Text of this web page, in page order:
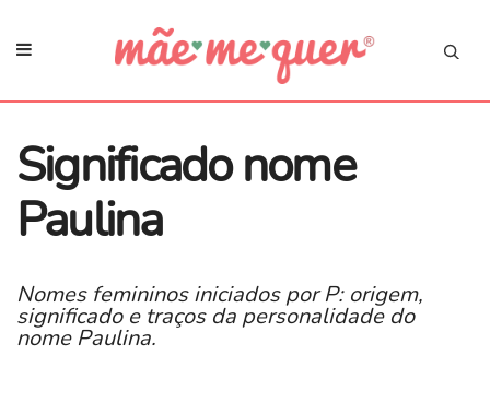
Significado nome
Paulina
Nomes femininos iniciados por P: origem,
significado e traços da personalidade do
nome Paulina.